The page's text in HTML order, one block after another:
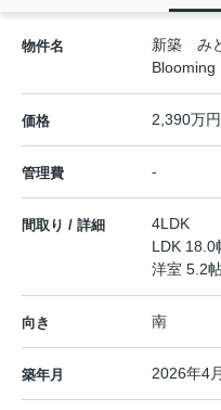
物件名
新築 み
価格 2,390万円
管理費 -
間取り / 詳細
4LDK
LDK 18.0
洋室 5.2
向き 南
築年月 2026年4